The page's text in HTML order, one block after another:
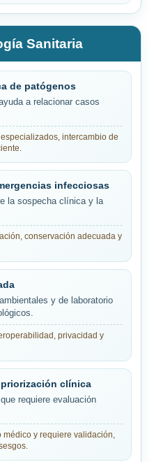
Sanitaria
de patógenos
a relacionar casos
intercambio de
infecciosas
la sospecha clínica y la
conservación adecuada y
y de laboratorio
privacidad y
clínica
requiere evaluación
médico y requiere validación,